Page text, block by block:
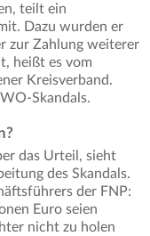
teilt ein
Dazu wurden er
zur Zahlung weiterer
heißt es vom
Kreisverband.
Skandals.
das Urteil, sieht
des Skandals.
der FNP:
Euro seien
nicht zu holen